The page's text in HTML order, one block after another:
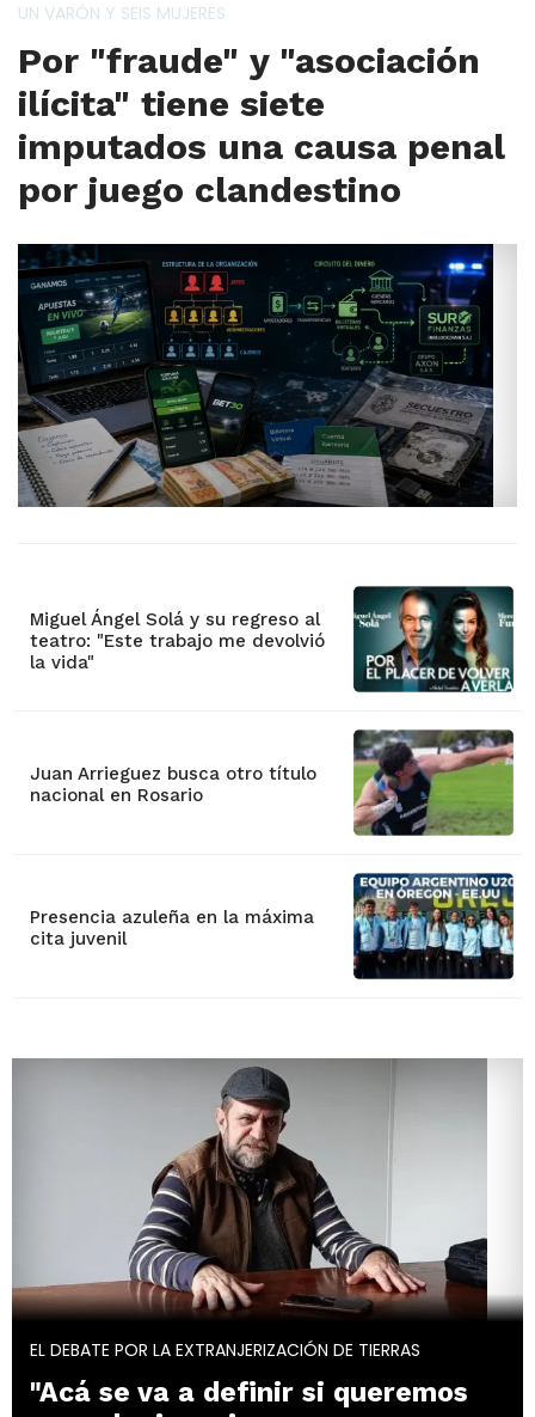
UN VARÓN Y SEIS MUJERES
Por "fraude" y "asociación
ilícita" tiene siete
imputados una causa penal
por juego clandestino
Miguel Ángel Solá y su regreso al
teatro: "Este trabajo me devolvió
la vida"
Juan Arrieguez busca otro título
nacional en Rosario
Presencia azuleña en la máxima
cita juvenil
EL DEBATE POR LA EXTRANJERIZACIÓN DE TIERRAS
"Acá se va a definir si queremos